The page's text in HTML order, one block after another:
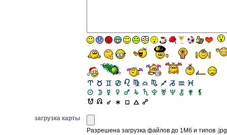
загрузка карты
Разрешена загрузка файлов до 1Мб и типов